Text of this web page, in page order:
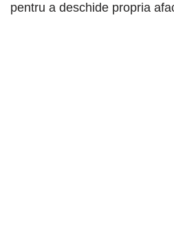
pentru a deschide propria